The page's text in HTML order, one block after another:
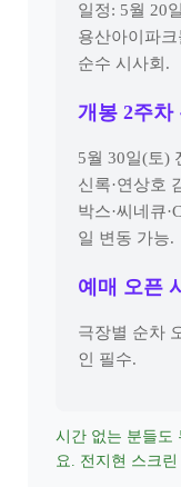
일정: 5월 20
용산아이파
순수 시사회.
개봉 2주차
5월 30일(토)
신록·연상호
박스·씨네큐
일 변동 가능.
예매 오픈
극장별 순차
인 필수.
시간 없는 분들도
요. 전지현 스크